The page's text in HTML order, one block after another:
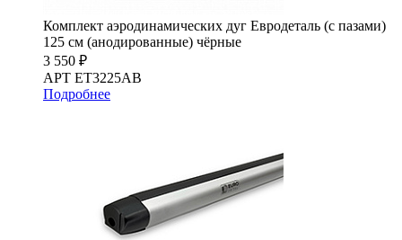
Комплект аэродинамических дуг Евродеталь (с пазами)
125 см (анодированные) чёрные
3 550 ₽
АРТ ET3225AB
Подробнее